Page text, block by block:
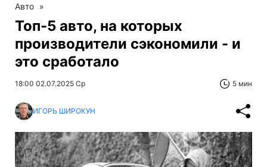
Авто »
Топ-5 авто, на которых
производители сэкономили - и
это сработало
18:00 02.07.2025 Ср 5 мин
ИГОРЬ ШИРОКУН